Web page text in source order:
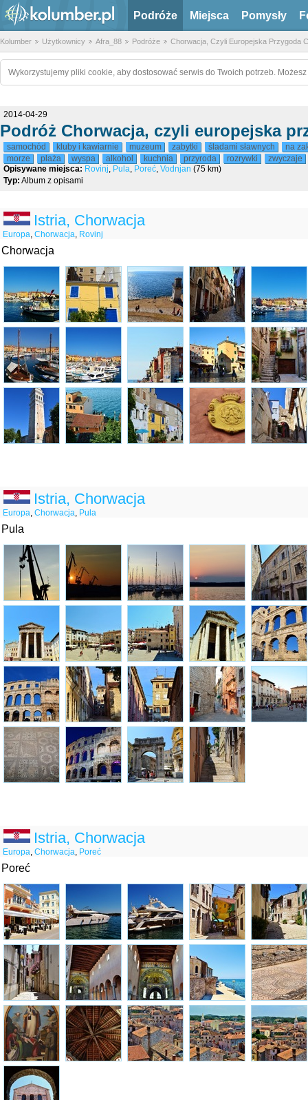
Podróże Miejsca Pomysły
Kolumber Użytkownicy Afra_88 Podróże Chorwacja, Czyli Europejska Przygoda
Wykorzystujemy pliki cookie, aby dostosować serwis do Twoich potrzeb.
2014-04-29
Podróż Chorwacja, czyli europejska
samochód kluby i kawiarnie muzeum zabytki śladami sławnych
na
morze
plaża wyspa alkohol kuchnia przyroda rozrywki
zwyczaje
Opisywane miejsca: Rovinj, Pula, Poreć, Vodnjan (75 km)
Typ: Album z opisami
Istria, Chorwacja
Europa, Chorwacja, Rovinj
Chorwacja
Istria, Chorwacja
Europa, Chorwacja, Pula
Pula
Istria, Chorwacja
Europa, Chorwacja, Poreć
Poreć